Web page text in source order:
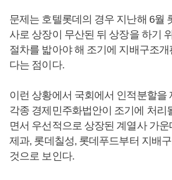
문제는 호텔롯데의 경우 지난해 6월
사로 상장이 무산된 뒤 상장을 하기
절차를 밟아야 해 조기에 지배구조
다는 점이다.
이런 상황에서 국회에서 인적분할을
각종 경제민주화법안이 조기에 처리
면서 우선적으로 상장된 계열사 가운
제과, 롯데칠성, 롯데푸드부터 지배
것으로 보인다.